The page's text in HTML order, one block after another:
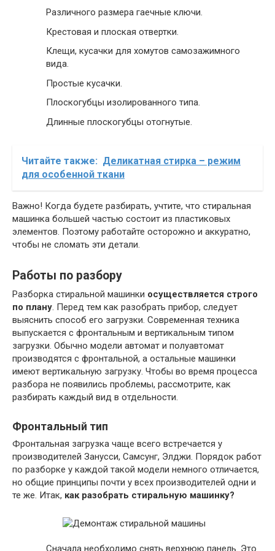
Различного размера гаечные ключи.
Крестовая и плоская отвертки.
Клещи, кусачки для хомутов самозажимного
вида.
Простые кусачки.
Плоскогубцы изолированного типа.
Длинные плоскогубцы отогнутые.
Читайте также: Деликатная стирка – режим
для особенной ткани
Важно! Когда будете разбирать, учтите, что стиральная
машинка большей частью состоит из пластиковых
элементов. Поэтому работайте осторожно и аккуратно,
чтобы не сломать эти детали.
Работы по разбору
Разборка стиральной машинки осуществляется строго
по плану . Перед тем как разобрать прибор, следует
выяснить способ его загрузки. Современная техника
выпускается с фронтальным и вертикальным типом
загрузки. Обычно модели автомат и полуавтомат
производятся с фронтальной, а остальные машинки
имеют вертикальную загрузку. Чтобы во время процесса
разбора не появились проблемы, рассмотрите, как
разбирать каждый вид в отдельности.
Фронтальный тип
Фронтальная загрузка чаще всего встречается у
производителей Занусси, Самсунг, Элджи. Порядок работ
по разборке у каждой такой модели немного отличается,
но общие принципы почти у всех производителей одни и
те же. Итак, как разобрать стиральную машинку?
Сначала необходимо снять верхнюю панель. Это